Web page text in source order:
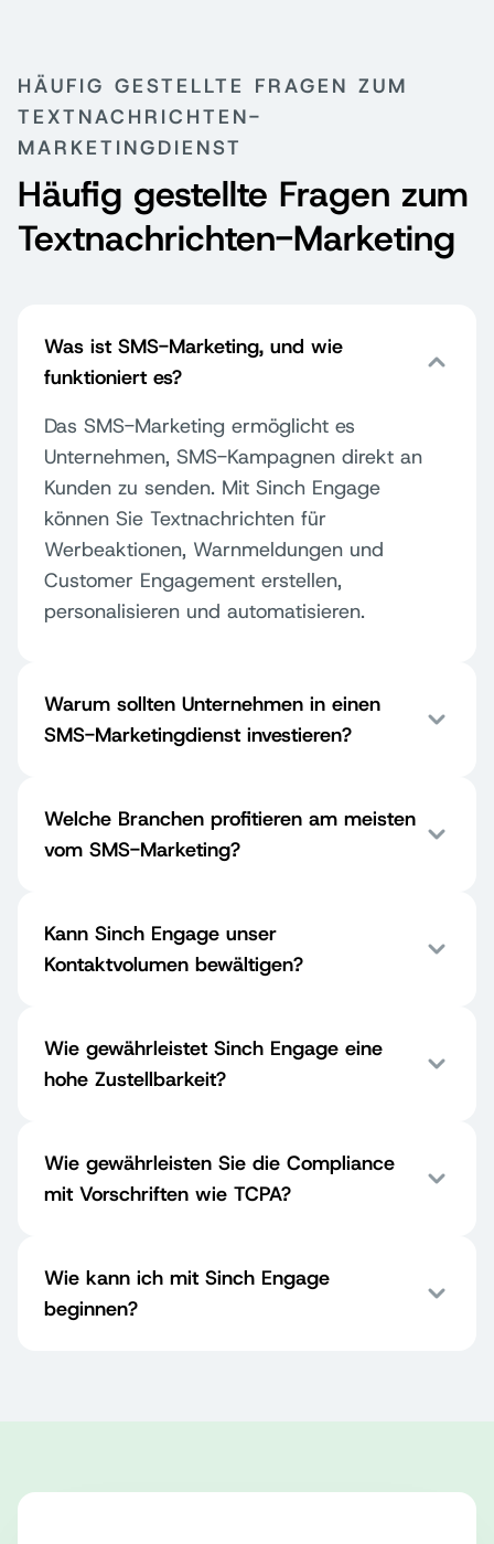
HÄUFIG GESTELLTE FRAGEN ZUM
TEXTNACHRICHTEN-
MARKETINGDIENST
Häufig gestellte Fragen zum
Textnachrichten-Marketing
Was ist SMS-Marketing, und wie
funktioniert es?
Das SMS-Marketing ermöglicht es
Unternehmen, SMS-Kampagnen direkt an
Kunden zu senden. Mit Sinch Engage
können Sie Textnachrichten für
Werbeaktionen, Warnmeldungen und
Customer Engagement erstellen,
personalisieren und automatisieren.
Warum sollten Unternehmen in einen
SMS-Marketingdienst investieren?
Welche Branchen profitieren am meisten
vom SMS-Marketing?
Kann Sinch Engage unser
Kontaktvolumen bewältigen?
Wie gewährleistet Sinch Engage eine
hohe Zustellbarkeit?
Wie gewährleisten Sie die Compliance
mit Vorschriften wie TCPA?
Wie kann ich mit Sinch Engage
beginnen?